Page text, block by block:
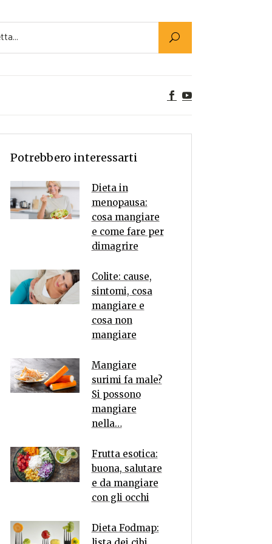
Utility
Alimenti
Rumors
Potrebbero interessarti
Dieta in
menopausa:
cosa mangiare
e come fare per
dimagrire
Colite: cause,
sintomi, cosa
mangiare e
cosa non
mangiare
Mangiare
surimi fa male?
Si possono
mangiare
nella…
Frutta esotica:
buona, salutare
e da mangiare
con gli occhi
Dieta Fodmap: